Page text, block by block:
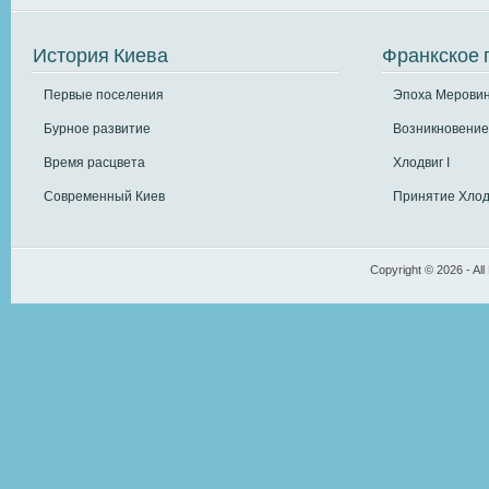
История Киева
Первые поселения
Бурное развитие
Время расцвета
Современный Киев
Франкское
Эпоха
Хлодвиг I
Принятие
Copyright © 2026 -